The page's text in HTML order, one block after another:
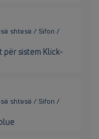
shtesë / Sifon /
për sistem Klick-
shtesë / Sifon /